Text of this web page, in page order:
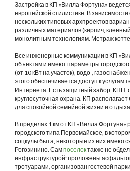
Застройка в КП «Вилла Фортуна»
европейской стилистике. В
нескольких типовых архпроектов
различных материалов (кирпич,
монолитным технологиям. Метраж
Все инженерные коммуникации в КП
объектам и имеют параметры
(от 10 кВт на участок), водо-,
этого обеспечивается доступ к услугам
Интернета. Есть защитный забор, КПП,
круглосуточная охрана. КП
для спокойной семейной жизни и
В пределах 1 км от КП «Вилла Фортуна»
городского типа Первомайское, в
соцкультбыта, некоторые из них
Рогозинино. Сампоселоктакже не
инфраструктурой: проложены
тротуарами, организован гостевой